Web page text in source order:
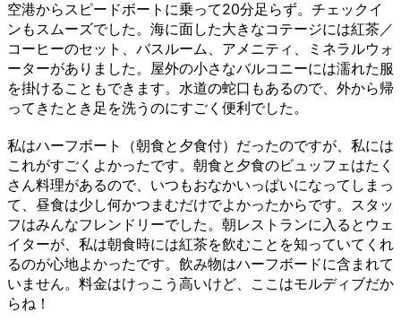
空港からスピードボートに乗って20分足らず。チェックイ
ンもスムーズでした。海に面した大きなコテージには紅茶／
コーヒーのセット、バスルーム、アメニティ、ミネラルウォ
ーターがありました。屋外の小さなバルコニーには濡れた服
を掛けることもできます。水道の蛇口もあるので、外から帰
ってきたとき足を洗うのにすごく便利でした。
私はハーフボート（朝食と夕食付）だったのですが、私には
これがすごくよかったです。朝食と夕食のビュッフェはたく
さん料理があるので、いつもおなかいっぱいになってしまっ
て、昼食は少し何かつまむだけでよかったからです。スタッ
フはみんなフレンドリーでした。朝レストランに入るとウェ
イターが、私は朝食時には紅茶を飲むことを知っていてくれ
るのが心地よかったです。飲み物はハーフボードに含まれて
いません。料金はけっこう高いけど、ここはモルディブだか
らね！